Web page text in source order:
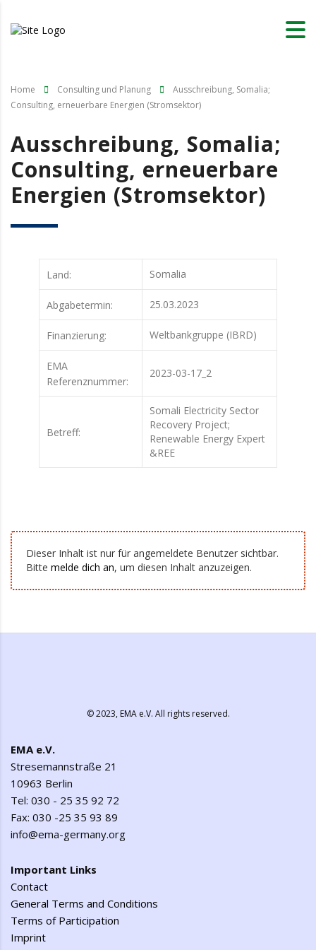
Home Consulting und Planung
Ausschreibung, Somalia;
Consulting, erneuerbare Energien (Stromsektor)
Ausschreibung, Somalia;
Consulting, erneuerbare
Energien (Stromsektor)
Land: Somalia
Abgabetermin: 25.03.2023
Finanzierung: Weltbankgruppe (IBRD)
EMA
Referenznummer:
2023-03-17_2
Betreff:
Somali Electricity Sector
Recovery Project;
Renewable Energy Expert
&REE
Dieser Inhalt ist nur für angemeldete Benutzer sichtbar.
Bitte melde dich an, um diesen Inhalt anzuzeigen.
© 2023,EMA e.V. All rights reserved.
EMA e.V.
Stresemannstraße 21
10963 Berlin
Tel: 030 - 25 35 92 72
Fax: 030 -25 35 93 89
info@ema-germany.org
Important Links
Contact
General Terms and Conditions
Terms of Participation
Imprint